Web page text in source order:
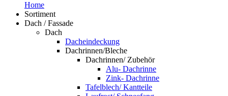
Home
Sortiment
Dach / Fassade
Dach
Dacheindeckung
Dachrinnen/Bleche
Dachrinnen/ Zubehör
Alu- Dachrinne
Zink- Dachrinne
Tafelblech/ Kantteile